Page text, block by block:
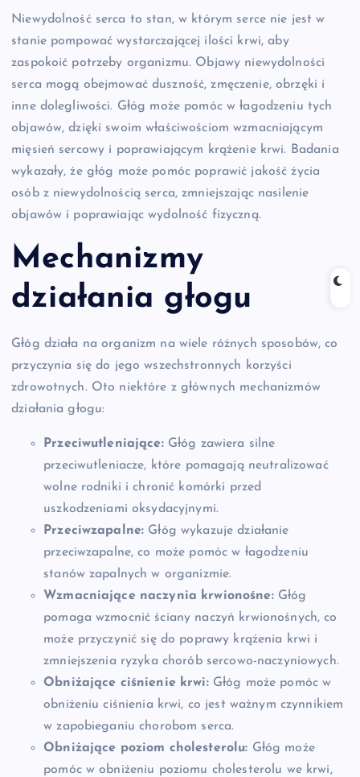
Niewydolność serca to stan, w którym serce nie jest w
stanie pompować wystarczającej ilości krwi, aby
zaspokoić potrzeby organizmu. Objawy niewydolności
serca mogą obejmować duszność, zmęczenie, obrzęki i
inne dolegliwości. Głóg może pomóc w łagodzeniu tych
objawów, dzięki swoim właściwościom wzmacniającym
mięsień sercowy i poprawiającym krążenie krwi. Badania
wykazały, że głóg może pomóc poprawić jakość życia
osób z niewydolnością serca, zmniejszając nasilenie
objawów i poprawiając wydolność fizyczną.
Mechanizmy
działania głogu
Głóg działa na organizm na wiele różnych sposobów, co
przyczynia się do jego wszechstronnych korzyści
zdrowotnych. Oto niektóre z głównych mechanizmów
działania głogu:
Przeciwutleniające:Głóg zawiera silne
przeciwutleniacze, które pomagają neutralizować
wolne rodniki i chronić komórki przed
uszkodzeniami oksydacyjnymi.
Przeciwzapalne: Głóg wykazuje działanie
przeciwzapalne, co może pomóc w łagodzeniu
stanów zapalnych w organizmie.
Wzmacniające naczynia krwionośne:Głóg
pomaga wzmocnić ściany naczyń krwionośnych, co
może przyczynić się do poprawy krążenia krwi i
zmniejszenia ryzyka chorób sercowo-naczyniowych.
Obniżające ciśnienie krwi:Głóg może pomóc w
obniżeniu ciśnienia krwi, co jest ważnym czynnikiem
w zapobieganiu chorobom serca.
Obniżające poziom cholesterolu: Głóg może
pomóc w obniżeniu poziomu cholesterolu we krwi,